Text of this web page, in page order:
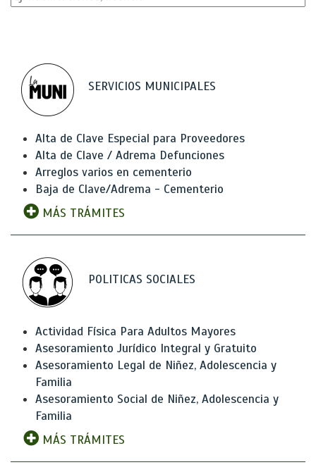
SERVICIOS MUNICIPALES
Alta de Clave Especial para Proveedores
Alta de Clave / Adrema Defunciones
Arreglos varios en cementerio
Baja de Clave/Adrema - Cementerio
MÁS TRÁMITES
POLITICAS SOCIALES
Actividad Física Para Adultos Mayores
Asesoramiento Jurídico Integral y Gratuito
Asesoramiento Legal de Niñez, Adolescencia y
Familia
Asesoramiento Social de Niñez, Adolescencia y
Familia
MÁS TRÁMITES